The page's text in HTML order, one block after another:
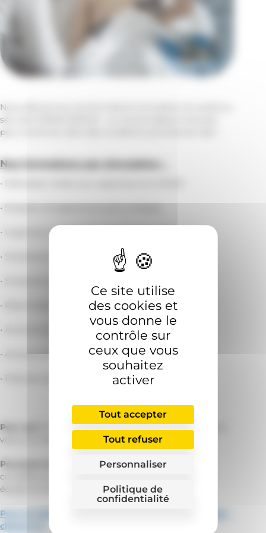
Nous démarrons nos formations simulation en santé au
sein de FORMA’GRASSE : un nouvel espace innovant
pour se former dans des conditions proches du réel !
Nos formations par simulation :
• Détresses vitales aux urgences et en SMUR
• Situation d’urgence en soins critiques
• Urgences vitales pour la femme enceinte
• Situations d’urgences vitales intra hospitalières
• Situations d’urgence en pratique de ville
• Réanimation en salle de naissance
• Annonce d’une mauvaise nouvelle chez l’enfant
• Annonce d’une mauvaise nouvelle chez l’adulte
• Pose de cathéters intra osseux
Pour qui ?
Tout signant exerçant seul ou en équipe, en
ville ou à l’hôpital.
Pourquoi choisir la simulation ?Gagner en
compétences, s’entrainer sans risque, se former en
équipe et être en conditions réelles.
Pour en savoir plus ou vous inscrire à une formation,
cliquez ici.
Ce site utilise
des cookies et
vous donne le
contrôle sur
ceux que vous
souhaitez
activer
Tout accepter
Tout refuser
Personnaliser
Politique de
confidentialité